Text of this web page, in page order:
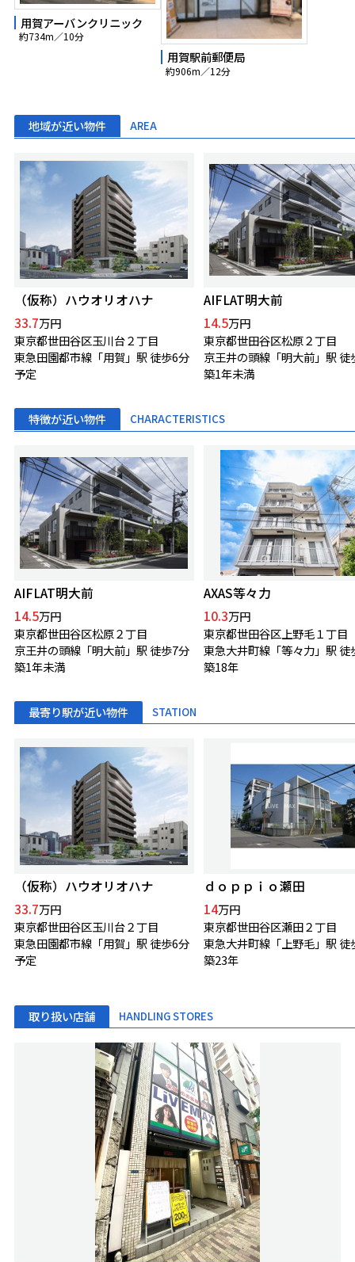
用賀アーバンクリニック
約734m／10分
用賀駅前郵便局
約906m／12分
地域が近い物件 AREA
（仮称）ハウオリオハナ
33.7万円
東京都世田谷区玉川台２丁目
東急田園都市線「用賀」駅 徒歩6分
予定
AIFLAT明大前
14.5万円
東京都世田谷区松原２丁目
京王井の頭線「明大前」駅 徒
築1年未満
特徴が近い物件 CHARACTERISTICS
AIFLAT明大前
14.5万円
東京都世田谷区松原２丁目
京王井の頭線「明大前」駅 徒歩7分
築1年未満
AXAS等々力
10.3万円
東京都世田谷区上野毛１丁目
東急大井町線「等々力」駅 徒
築18年
最寄り駅が近い物件 STATION
（仮称）ハウオリオハナ
33.7万円
東京都世田谷区玉川台２丁目
東急田園都市線「用賀」駅 徒歩6分
予定
ｄｏｐｐｉｏ瀬田
14万円
東京都世田谷区瀬田２丁目
東急大井町線「上野毛」駅 徒
築23年
取り扱い店舗 HANDLING STORES